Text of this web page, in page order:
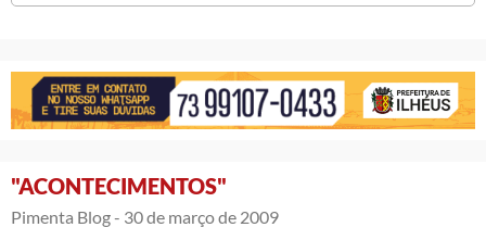
"ACONTECIMENTOS"
Pimenta Blog - 30 de março de 2009